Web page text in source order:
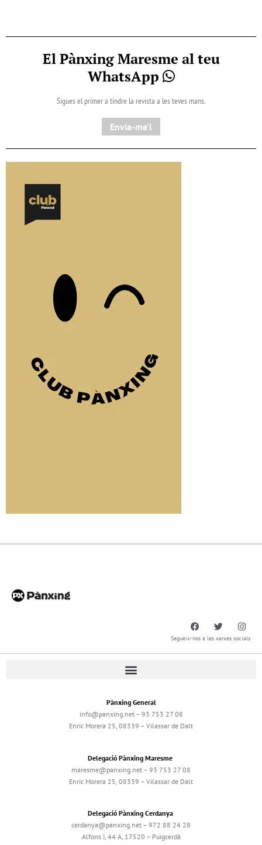
El Pànxing Maresme al teu
WhatsApp
Sigues el primer a tindre la revista a les teves mans.
Envia-me'l
Segueix-nos a les xarxes socials
Pànxing General
info@panxing.net – 93 753 27 08
Enric Morera 25, 08339 – Vilassar de Dalt
Delegació Pànxing Maresme
maresme@panxing.net – 93 753 27 08
Enric Morera 25, 08339 – Vilassar de Dalt
Delegació Pànxing Cerdanya
cerdanya@panxing.net – 972 88 24 28
Alfons I, 44 A, 17520 – Puigcerdà